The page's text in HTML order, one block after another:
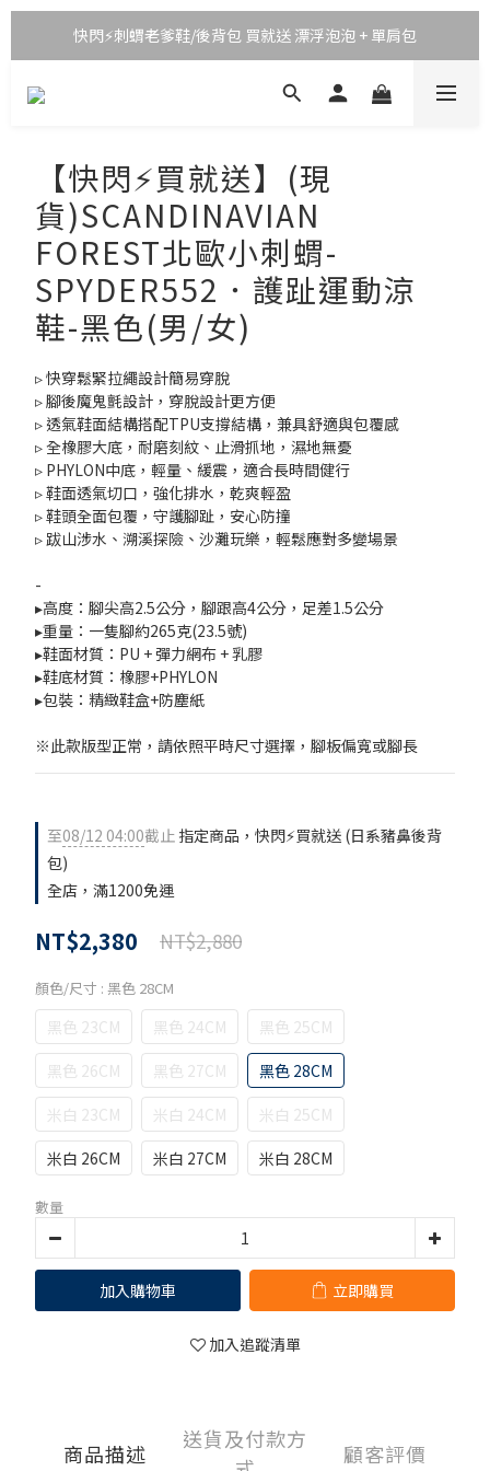
快閃⚡刺蝟老爹鞋/後背包 買就送 漂浮泡泡 + 單肩包
【快閃⚡買就送】(現
貨)SCANDINAVIAN
FOREST北歐小刺蝟-
SPYDER552．護趾運動涼
鞋-黑色(男/女)
▹ 快穿鬆緊拉繩設計簡易穿脫
▹ 腳後魔鬼氈設計，穿脫設計更方便
▹ 透氣鞋面結構搭配TPU支撐結構，兼具舒適與包覆感
▹ 全橡膠大底，耐磨刻紋、止滑抓地，濕地無憂
▹ PHYLON中底，輕量、緩震，適合長時間健行
▹ 鞋面透氣切口，強化排水，乾爽輕盈
▹ 鞋頭全面包覆，守護腳趾，安心防撞
▹ 跋山涉水、溯溪探險、沙灘玩樂，輕鬆應對多變場景
-
▸高度：腳尖高2.5公分，腳跟高4公分，足差1.5公分
▸重量：一隻腳約265克(23.5號)
▸鞋面材質：PU + 彈力網布 + 乳膠
▸鞋底材質：橡膠+PHYLON
▸包裝：精緻鞋盒+防塵紙
※此款版型正常，請依照平時尺寸選擇，腳板偏寬或腳長
至08/12 04:00截止 指定商品，快閃⚡買就送 (日系豬鼻後背
包)
全店，滿1200免運
NT$2,380 NT$2,880
顏色/尺寸 : 黑色 28CM
黑色 23CM 黑色 24CM
黑色 25CM
黑色 26CM
黑色 27CM
黑色 28CM
米白 23CM
米白 24CM
米白 25CM
米白 26CM
米白 27CM 米白 28CM
數量
加入購物車 立即購買
加入追蹤清單
商品描述
送貨及付款方
顧客評價